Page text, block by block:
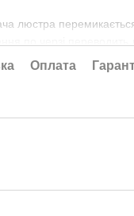
люстра
Оплата